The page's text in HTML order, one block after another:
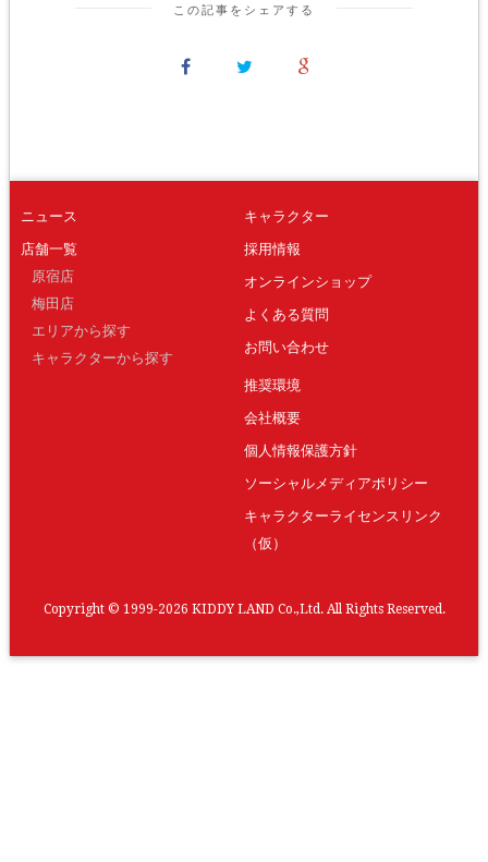
この記事をシェアする
ニュース
店舗一覧
原宿店
梅田店
エリアから探す
キャラクターから探す
キャラクター
採用情報
オンラインショップ
よくある質問
お問い合わせ
推奨環境
会社概要
個人情報保護方針
ソーシャルメディアポリシー
キャラクターライセンスリンク
（仮）
Copyright © 1999-2026 KIDDY LAND Co.,Ltd. All Rights Reserved.